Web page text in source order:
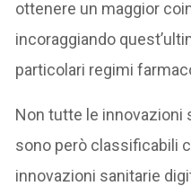
ottenere un maggior
incoraggiando
particolari regimi
Non tutte le innovazioni
sono però classificabili
innovazioni sanitarie